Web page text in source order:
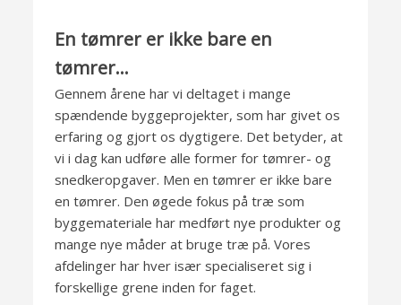
En tømrer er ikke bare en
tømrer…
Gennem årene har vi deltaget i mange
spændende byggeprojekter, som har givet os
erfaring og gjort os dygtigere. Det betyder, at
vi i dag kan udføre alle former for tømrer- og
snedkeropgaver. Men en tømrer er ikke bare
en tømrer. Den øgede fokus på træ som
byggemateriale har medført nye produkter og
mange nye måder at bruge træ på. Vores
afdelinger har hver især specialiseret sig i
forskellige grene inden for faget.